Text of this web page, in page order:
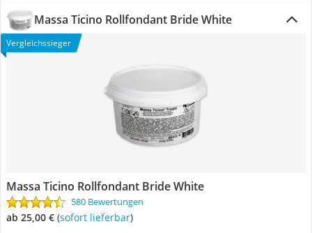
Massa Ticino Rollfondant Bride White
Vergleichssieger
Massa Ticino Rollfondant Bride White
580 Bewertungen
ab 25,00 € ( Sofort lieferbar)